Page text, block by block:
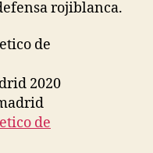
rojiblanca.